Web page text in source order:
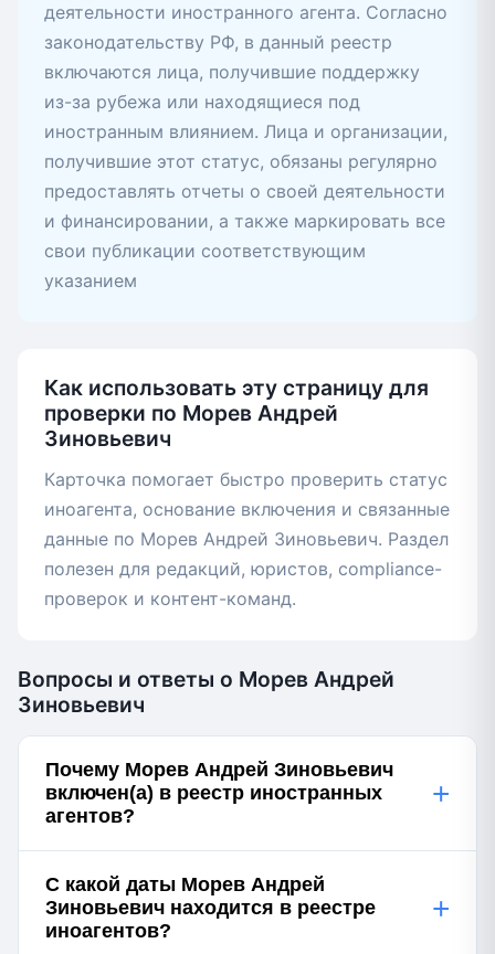
деятельности иностранного агента. Согласно
законодательству РФ, в данный реестр
включаются лица, получившие поддержку
из-за рубежа или находящиеся под
иностранным влиянием. Лица и организации,
получившие этот статус, обязаны регулярно
предоставлять отчеты о своей деятельности
и финансировании, а также маркировать все
свои публикации соответствующим
указанием
Как использовать эту страницу для
проверки по Морев Андрей
Зиновьевич
Карточка помогает быстро проверить статус
иноагента, основание включения и связанные
данные по Морев Андрей Зиновьевич. Раздел
полезен для редакций, юристов, compliance-
проверок и контент-команд.
Вопросы и ответы о Морев Андрей
Зиновьевич
Почему Морев Андрей Зиновьевич
включен(а) в реестр иностранных
агентов?
+
С какой даты Морев Андрей
Зиновьевич находится в реестре
иноагентов?
+